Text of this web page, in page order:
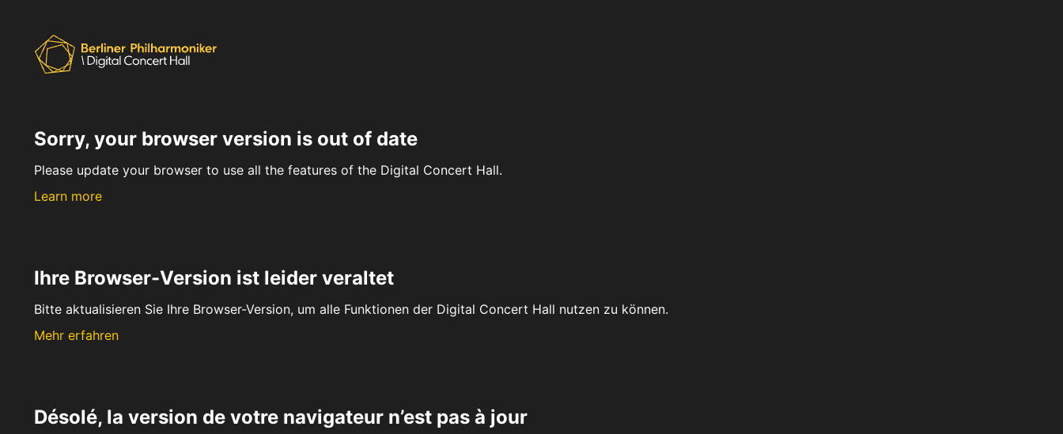
Sorry, your browser version is out of date
Please update your browser to use all the features of the Digital Concert Hall.
Learn more
Ihre Browser-Version ist leider veraltet
Bitte aktualisieren Sie Ihre Browser-Version, um alle Funktionen der Digital Concert Hall nutzen zu können.
Mehr erfahren
Désolé, la version de votre navigateur n’est pas à jour